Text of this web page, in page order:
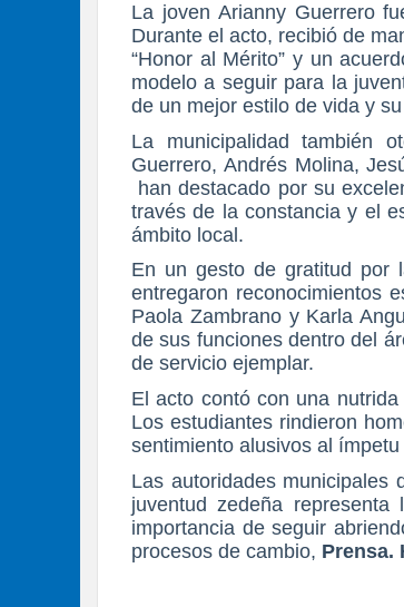
La joven Arianny Guerrero
Durante el acto, recibió de
“Honor al Mérito” y un
modelo a seguir para la
de un mejor estilo de vida y
La municipalidad también
Guerrero, Andrés Molina,
han destacado por su
través de la constancia y el
ámbito local.
En un gesto de gratitud por
entregaron reconocimientos
Paola Zambrano y Karla
de sus funciones dentro del
de servicio ejemplar.
El acto contó con una
Los estudiantes rindieron
sentimiento alusivos al
Las autoridades
juventud zedeña
importancia de seguir
procesos de cambio, Prensa.